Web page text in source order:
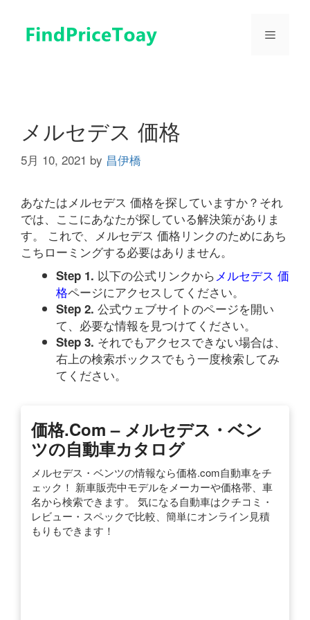
メ
メルセデス 価格
5月 10, 2021 by 昌伊橋
あなたはメルセデス 価格を探していますか？それ
では、ここにあなたが探している解決策がありま
す。 これで、メルセデス 価格リンクのためにあち
こちローミングする必要はありません。
Step 1. 以下の公式リンクから メルセデス 価
格ページにアクセスしてください。
Step 2. 公式ウェブサイトのページを開い
て、必要な情報を見つけてください。
Step 3. それでもアクセスできない場合は、
右上の検索ボックスでもう一度検索してみ
てください。
価格.com – メルセデス・ベン
ツの自動車カタログ
メルセデス・ベンツの情報なら価格.com自動車をチ
ェック！ 新車販売中モデルをメーカーや価格帯、車
名から検索できます。 気になる自動車はクチコミ・
レビュー・スペックで比較、簡単にオンライン見積
もりもできます！